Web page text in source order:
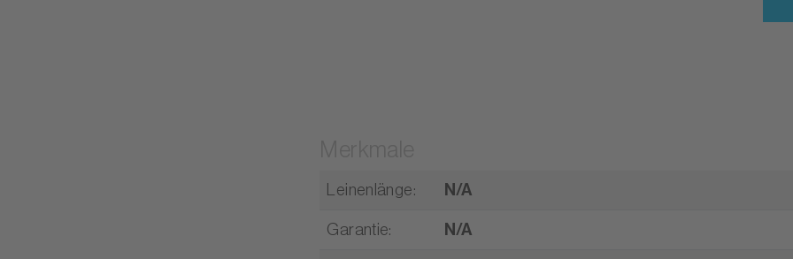
Leinenlänge: N/A
Garantie: N/A